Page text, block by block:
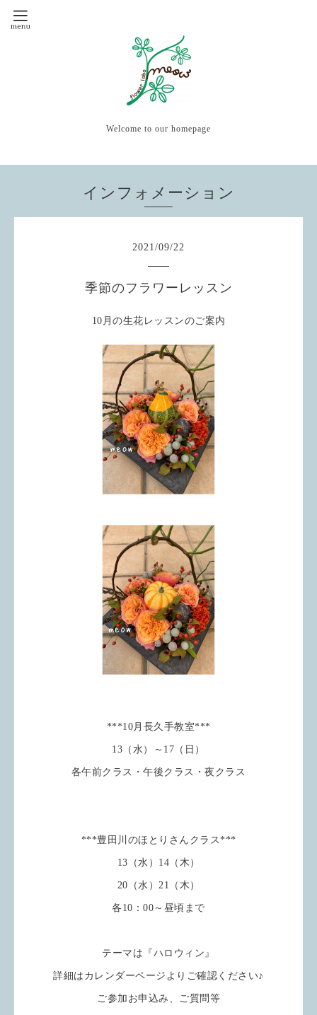
Welcome to our homepage
インフォメーション
2021/09/22
季節のフラワーレッスン
10月の生花レッスンのご案内
***10月長久手教室***
13（水）～17（日）
各午前クラス・午後クラス・夜クラス
***豊田川のほとりさんクラス***
13（水）14（木）
20（水）21（木）
各10：00～昼頃まで
テーマは『ハロウィン』
詳細はカレンダーページよりご確認ください♪
ご参加お申込み、ご質問等